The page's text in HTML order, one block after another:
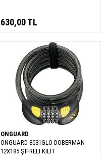
630,00TL
ONGUARD
ONGUARD 8031GLO DOBERMAN
12X185 ŞİFRELİ KİLİT